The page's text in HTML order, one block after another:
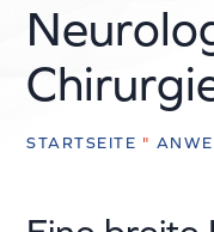
STARTSEITE "